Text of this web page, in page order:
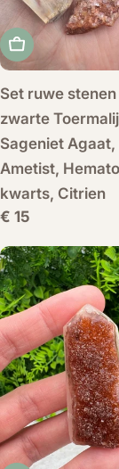
Voeg toe aan
Set ruwe
zwarte
Sageniet Agaat,
Ametist,
kwarts, Citrien
Normale
€ 15